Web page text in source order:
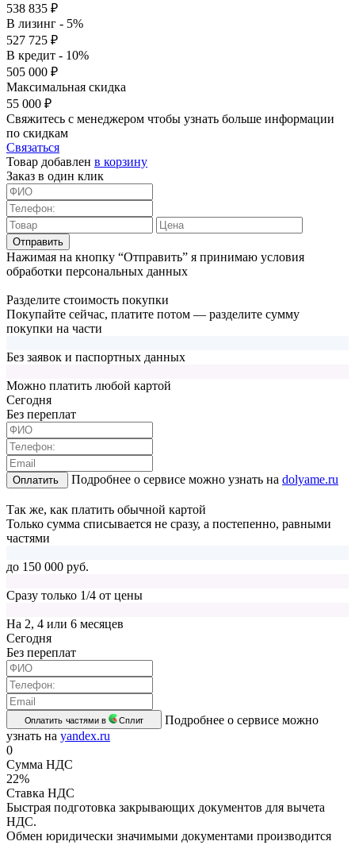
538 835 ₽
В лизинг - 5%
527 725 ₽
В кредит - 10%
505 000 ₽
Максимальная скидка
55 000 ₽
Свяжитесь с менеджером чтобы узнать больше информации
по скидкам
Связаться
Товар добавлен в корзину
Заказ в один клик
Отправить
Нажимая на кнопку “Отправить” я принимаю условия
обработки персональных данных
Разделите стоимость покупки
Покупайте сейчас, платите потом — разделите сумму
покупки на части
Без заявок и паспортных данных
Можно платить любой картой
Cегодня
Без переплат
Оплатить Подробнее о сервисе можно узнать на dolyame.ru
Так же, как платить обычной картой
Только сумма списывается не сразу, а постепенно, равными
частями
до 150 000 руб.
Сразу только 1/4 от цены
На 2, 4 или 6 месяцев
Cегодня
Без переплат
Оплатить частями в Сплит
Подробнее о сервисе можно
узнать на yandex.ru
0
Сумма НДС
22%
Ставка НДС
Быстрая подготовка закрывающих документов для вычета
НДС.
Обмен юридически значимыми документами производится